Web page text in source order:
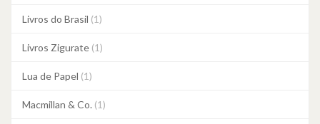
Livros do Brasil (1)
Livros Zigurate (1)
Lua de Papel (1)
Macmillan & Co. (1)